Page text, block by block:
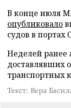
В конце июля
опубликовало
судов в портах
Неделей ранее
доставлявших
транспортных
Текст: Вера